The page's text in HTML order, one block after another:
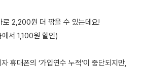
2,200원 더 깎을 수 있는데요!
서 1,100원 할인)
휴대폰의 ‘가입연수 누적’이 중단되지만,